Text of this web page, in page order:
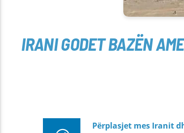
IRANI GODET BAZËN
Përplasjet mes Iranit